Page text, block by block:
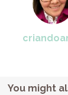
You might